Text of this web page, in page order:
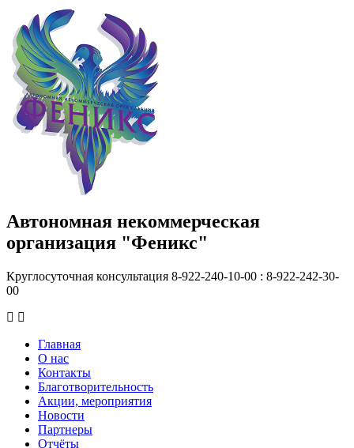
Автономная некоммерческая
организация "Феникс"
Круглосуточная консультация 8-922-240-10-00 : 8-922-242-30-
00
Главная
О нас
Контакты
Благотворительность
Акции, мероприятия
Новости
Партнеры
Отчёты